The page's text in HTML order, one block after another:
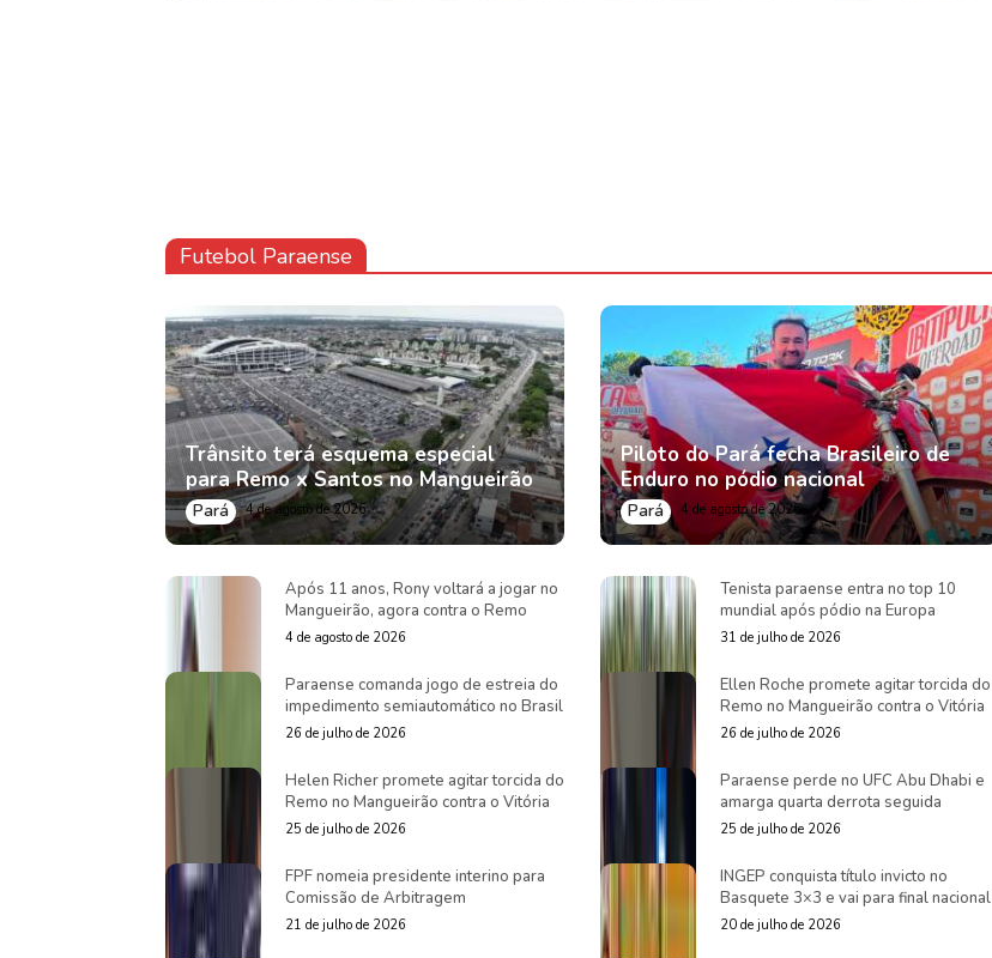
Futebol Paraense
Trânsito terá esquema especial
para Remo x Santos no Mangueirão
Pará 4 de agosto de 2026
Piloto do Pará fecha Brasileiro de
Enduro no pódio nacional
Pará 4 de agosto de 2026
Após 11 anos, Rony voltará a jogar no
Mangueirão, agora contra o Remo
4 de agosto de 2026
Tenista paraense entra no top 10
mundial após pódio na Europa
31 de julho de 2026
Paraense comanda jogo de estreia do
impedimento semiautomático no Brasil
26 de julho de 2026
Ellen Roche promete agitar torcida do
Remo no Mangueirão contra o Vitória
26 de julho de 2026
Helen Richer promete agitar torcida do
Remo no Mangueirão contra o Vitória
25 de julho de 2026
Paraense perde no UFC Abu Dhabi e
amarga quarta derrota seguida
25 de julho de 2026
FPF nomeia presidente interino para
Comissão de Arbitragem
21 de julho de 2026
INGEP conquista título invicto no
Basquete 3×3 e vai para final nacional
20 de julho de 2026